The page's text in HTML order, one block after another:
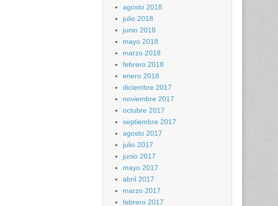
agosto 2018
julio 2018
junio 2018
mayo 2018
marzo 2018
febrero 2018
enero 2018
diciembre 2017
noviembre 2017
octubre 2017
septiembre 2017
agosto 2017
julio 2017
junio 2017
mayo 2017
abril 2017
marzo 2017
febrero 2017